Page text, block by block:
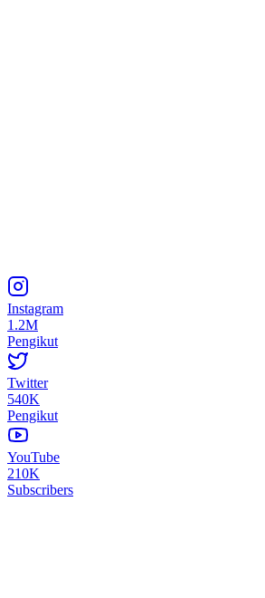
Instagram
1.2M
Pengikut
Twitter
540K
Pengikut
YouTube
210K
Subscribers